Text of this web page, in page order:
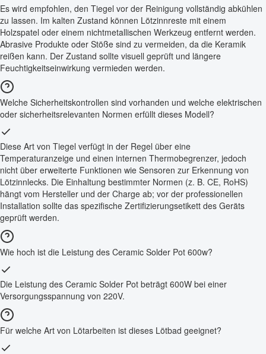
Es wird empfohlen, den Tiegel vor der Reinigung vollständig abkühlen
zu lassen. Im kalten Zustand können Lötzinnreste mit einem
Holzspatel oder einem nichtmetallischen Werkzeug entfernt werden.
Abrasive Produkte oder Stöße sind zu vermeiden, da die Keramik
reißen kann. Der Zustand sollte visuell geprüft und längere
Feuchtigkeitseinwirkung vermieden werden.
Welche Sicherheitskontrollen sind vorhanden und welche elektrischen
oder sicherheitsrelevanten Normen erfüllt dieses Modell?
Diese Art von Tiegel verfügt in der Regel über eine
Temperaturanzeige und einen internen Thermobegrenzer, jedoch
nicht über erweiterte Funktionen wie Sensoren zur Erkennung von
Lötzinnlecks. Die Einhaltung bestimmter Normen (z. B. CE, RoHS)
hängt vom Hersteller und der Charge ab; vor der professionellen
Installation sollte das spezifische Zertifizierungsetikett des Geräts
geprüft werden.
Wie hoch ist die Leistung des Ceramic Solder Pot 600w?
Die Leistung des Ceramic Solder Pot beträgt 600W bei einer
Versorgungsspannung von 220V.
Für welche Art von Lötarbeiten ist dieses Lötbad geeignet?